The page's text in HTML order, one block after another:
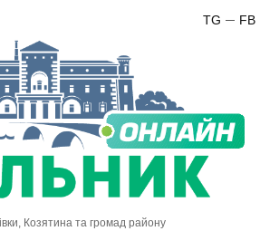
FB
TG
Козятина та громад району